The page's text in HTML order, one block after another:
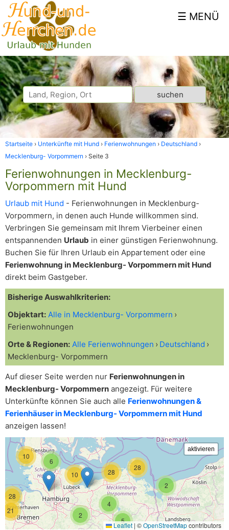
Startseite Unterkünfte mit Hund Ferienwohnungen
Deutschland
Mecklenburg- Vorpommern
Seite 3
Ferienwohnungen in Mecklenburg-
Vorpommern mit Hund
Urlaub mit Hund - Ferienwohnungen in Mecklenburg-
Vorpommern, in denen auch Hunde willkommen sind.
Verbringen Sie gemeinsam mit Ihrem Vierbeiner einen
entspannenden Urlaub in einer günstigen Ferienwohnung.
Buchen Sie für Ihren Urlaub ein Appartement oder eine
Ferienwohnung in Mecklenburg- Vorpommern mit Hund
direkt beim Gastgeber.
Bisherige Auswahlkriterien:
Objektart: Alle in Mecklenburg- Vorpommern
Ferienwohnungen
Orte & Regionen: Alle Ferienwohnungen
Deutschland
Mecklenburg- Vorpommern
Auf dieser Seite werden nur Ferienwohnungen in
Mecklenburg- Vorpommern angezeigt. Für weitere
Unterkünfte können Sie auch alle Ferienwohnungen &
Ferienhäuser in Mecklenburg- Vorpommern mit Hund
anzeigen lassen!
2
5
4
10
28
28
28
21
6
10
2
Leaflet | ©OpenStreetMapcontributors